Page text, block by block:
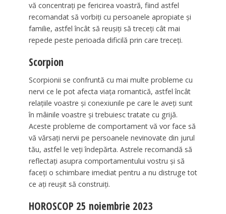
vă concentrați pe fericirea voastră, fiind astfel
recomandat să vorbiți cu persoanele apropiate și
familie, astfel încât să reușiți să treceți cât mai
repede peste perioada dificilă prin care treceți.
Scorpion
Scorpionii se confruntă cu mai multe probleme cu
nervi ce le pot afecta viața romantică, astfel încât
relațiile voastre și conexiunile pe care le aveți sunt
în mâinile voastre și trebuiesc tratate cu grijă.
Aceste probleme de comportament vă vor face să
vă vărsați nervii pe persoanele nevinovate din jurul
tău, astfel le veți îndepărta. Astrele recomandă să
reflectați asupra comportamentului vostru și să
faceți o schimbare imediat pentru a nu distruge tot
ce ați reușit să construiți.
HOROSCOP 25 noiembrie 2023